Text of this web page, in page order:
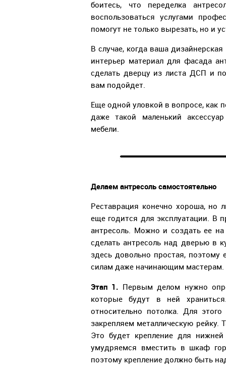
боитесь, что переделка
воспользоваться услугами
помогут не только вырезать, но и
В случае, когда ваша
интерьер материал для фасада
сделать дверцу из листа ДСП и
вам подойдет.
Еще одной уловкой в вопросе, как
даже такой маленький
мебели.
Делаем антресоль самостоятельно
Реставрация конечно хороша, но
еще годится для эксплуатации. В
антресоль. Можно и создать ее
сделать антресоль над дверью в
здесь довольно простая,
силам даже начинающим мастерам.
Этап 1. Первым делом нужно
которые будут в ней
относительно потолка. Для
закрепляем металлическую
Это будет крепление для
умудряемся вместить в шкаф
поэтому крепление должно быть